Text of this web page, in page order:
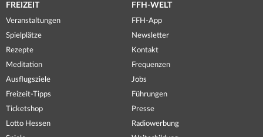
FREIZEIT
Veranstaltungen
Spielplätze
Rezepte
Meditation
Ausflugsziele
Freizeit-Tipps
Ticketshop
Lotto Hessen
FFH-WELT
FFH-App
Newsletter
Kontakt
Frequenzen
Jobs
Führungen
Presse
Radiowerbung